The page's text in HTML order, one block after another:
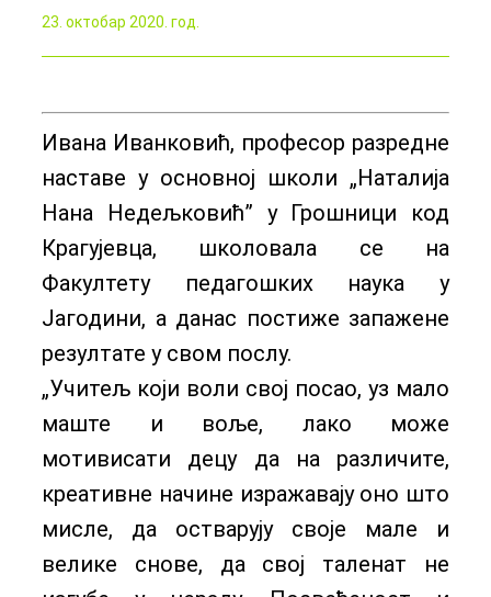
23. октобар 2020. год.
Ивана Иванковић, професор разредне
наставе у основној школи „Наталија
Нана Недељковић” у Грошници код
Крагујевца, школовала се на
Факултету педагошких наука у
Јагодини, а данас постиже запажене
резултате у свом послу.
„Учитељ који воли свој посао, уз мало
маште и воље, лако може
мотивисати децу да на различите,
креативне начине изражавају оно што
мисле, да остварују своје мале и
велике снове, да свој таленат не